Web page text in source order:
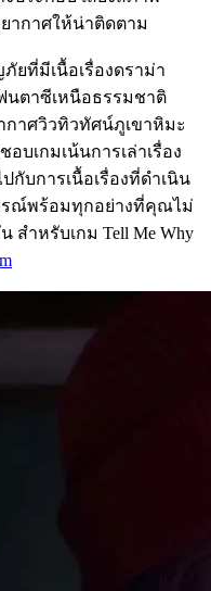
ากาศให้น่าติดตาม
ภัยที่มีเนื้อเรื่องดราม่า
ตาซีเหนือธรรมชาติ
กาศวิวทิวทัศน์ภูเขาหิมะ
บเกมเน้นการเล่าเรื่อง
บการเนื้อเรื่องที่ดำเนิน
รณ์พร้อมทุกอย่างที่คุณไม่
สำหรับเกม Tell Me Why